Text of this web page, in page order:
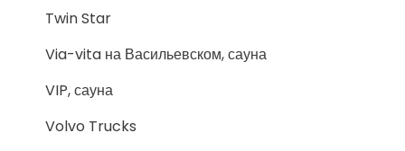
Twin Star
Via-vita на Васильевском, сауна
VIP, сауна
Volvo Trucks